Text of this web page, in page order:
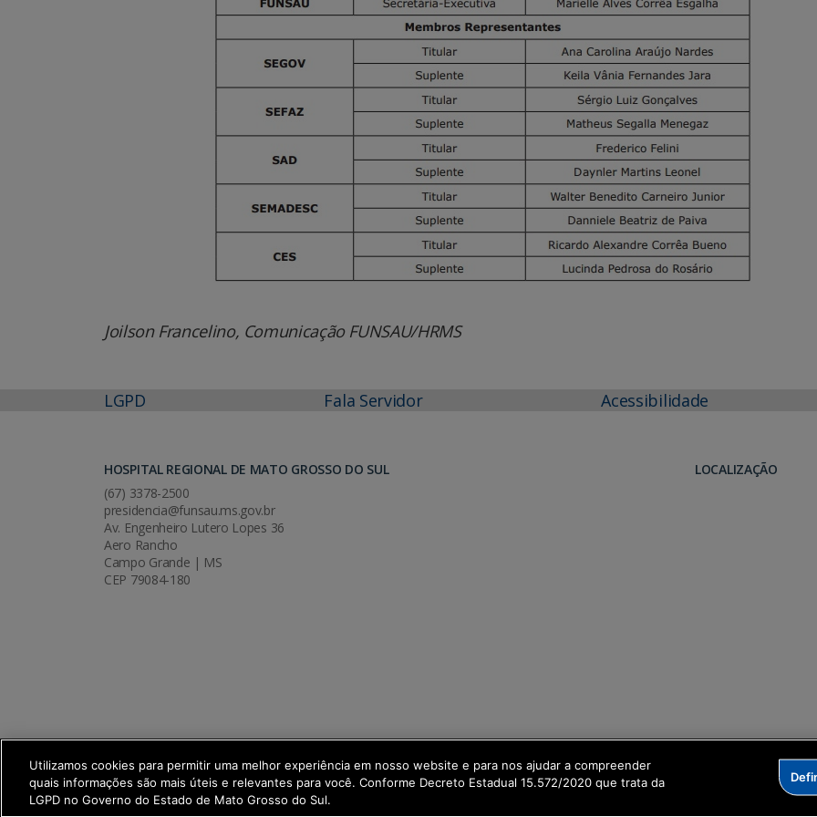
Joilson Francelino, Comunicação FUNSAU/HRMS
LGPD Fala Servidor Acessibilidade
HOSPITAL REGIONAL DE MATO GROSSO DO SUL
(67) 3378-2500
presidencia@funsau.ms.gov.br
Av. Engenheiro Lutero Lopes 36
Aero Rancho
Campo Grande | MS
CEP 79084-180
LOCALIZAÇÃO
SETDIG | Secretaria-Executiva de Transformação Digital
Utilizamos cookies para permitir uma melhor experiência em nosso website e para nos ajudar a compreender
quais informações são mais úteis e relevantes para você. Conforme Decreto Estadual 15.572/2020 que trata da
LGPD no Governo do Estado de Mato Grosso do Sul.